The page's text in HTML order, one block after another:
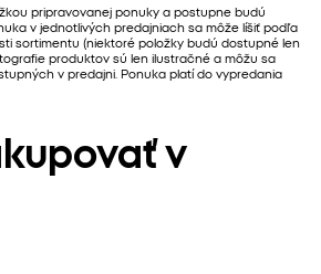
pripravovanej ponuky a postupne budú
v jednotlivých predajniach sa môže líšiť podľa
sortimentu (niektoré položky budú dostupné len
produktov sú len ilustračné a môžu sa
v predajni. Ponuka platí do vypredania
v